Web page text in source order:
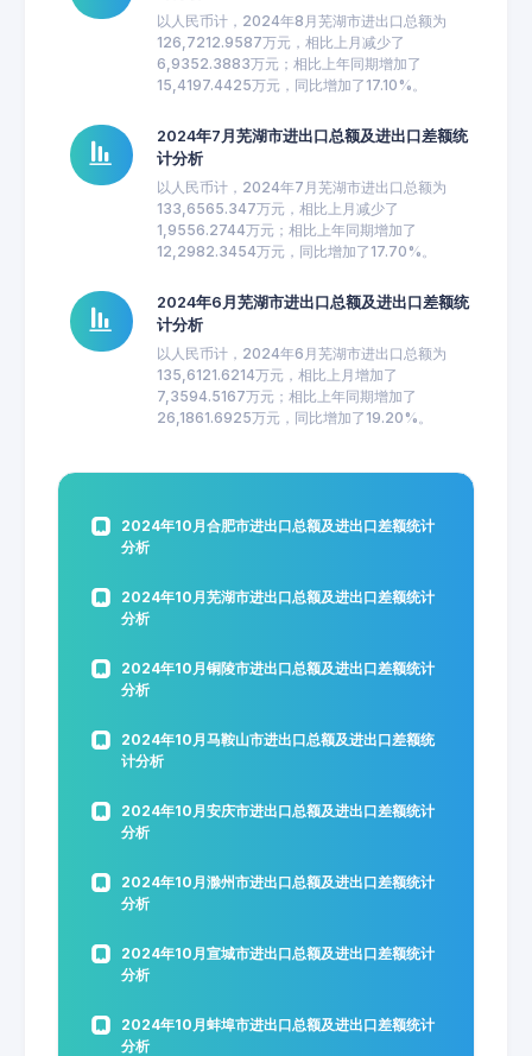
以人民币计，2024年8月芜湖市进出口总额为
126,7212.9587万元，相比上月减少了
6,9352.3883万元；相比上年同期增加了
15,4197.4425万元，同比增加了17.10%。
2024年7月芜湖市进出口总额及进出口差额统
计分析
以人民币计，2024年7月芜湖市进出口总额为
133,6565.347万元，相比上月减少了
1,9556.2744万元；相比上年同期增加了
12,2982.3454万元，同比增加了17.70%。
2024年6月芜湖市进出口总额及进出口差额统
计分析
以人民币计，2024年6月芜湖市进出口总额为
135,6121.6214万元，相比上月增加了
7,3594.5167万元；相比上年同期增加了
26,1861.6925万元，同比增加了19.20%。
2024年10月合肥市进出口总额及进出口差额统计
分析
2024年10月芜湖市进出口总额及进出口差额统计
分析
2024年10月铜陵市进出口总额及进出口差额统计
分析
2024年10月马鞍山市进出口总额及进出口差额统
计分析
2024年10月安庆市进出口总额及进出口差额统计
分析
2024年10月滁州市进出口总额及进出口差额统计
分析
2024年10月宣城市进出口总额及进出口差额统计
分析
2024年10月蚌埠市进出口总额及进出口差额统计
分析